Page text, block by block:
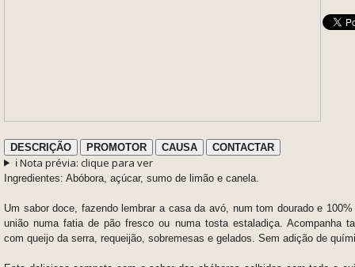
DESCRIÇÃO PROMOTOR CAUSA CONTACTAR
ℹ️ Nota prévia: clique para ver
Ingredientes: Abóbora, açúcar, sumo de limão e canela.
Um sabor doce, fazendo lembrar a casa da avó, num tom dourado e
união numa fatia de pão fresco ou numa tosta estaladiça. Acompanha
com queijo da serra, requeijão, sobremesas e gelados. Sem adição de